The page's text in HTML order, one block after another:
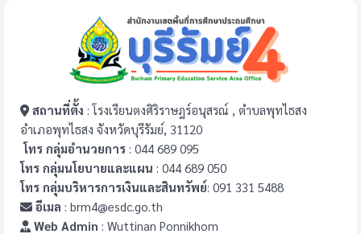
สถานที่ตั้ง : โรงเรียนตงศิริราษฎร์อนุสรณ์ , ตำบลพุทไธสง
อำเภอพุทไธสง จังหวัดบุรีรัมย์, 31120
โทร กลุ่มอำนวยการ : 044 689 095
โทร กลุ่มนโยบายและแผน : 044 689 050
โทร กลุ่มบริหารการเงินและสินทรัพย์: 091 331 5488
อีเมล : brm4@esdc.go.th
Web Admin : Wuttinan Ponnikhom